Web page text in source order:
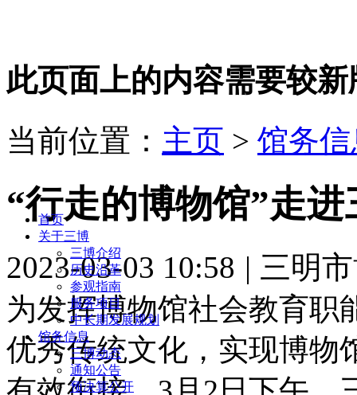
此页面上的内容需要较
首页
关于三博
三博介绍
历史沿革
参观指南
服务项目
中长期发展规划
馆务信息
三博动态
通知公告
预决算公开
当前位置： 主页 > 馆务
“行走的博物馆”走
2023-03-03 10:58 | 三明
为发挥博物馆社会教育职
优秀传统文化，实现博物